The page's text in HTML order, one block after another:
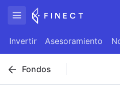
Invertir Asesoramiento
Fondos